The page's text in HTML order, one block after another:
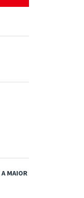
A MAIOR